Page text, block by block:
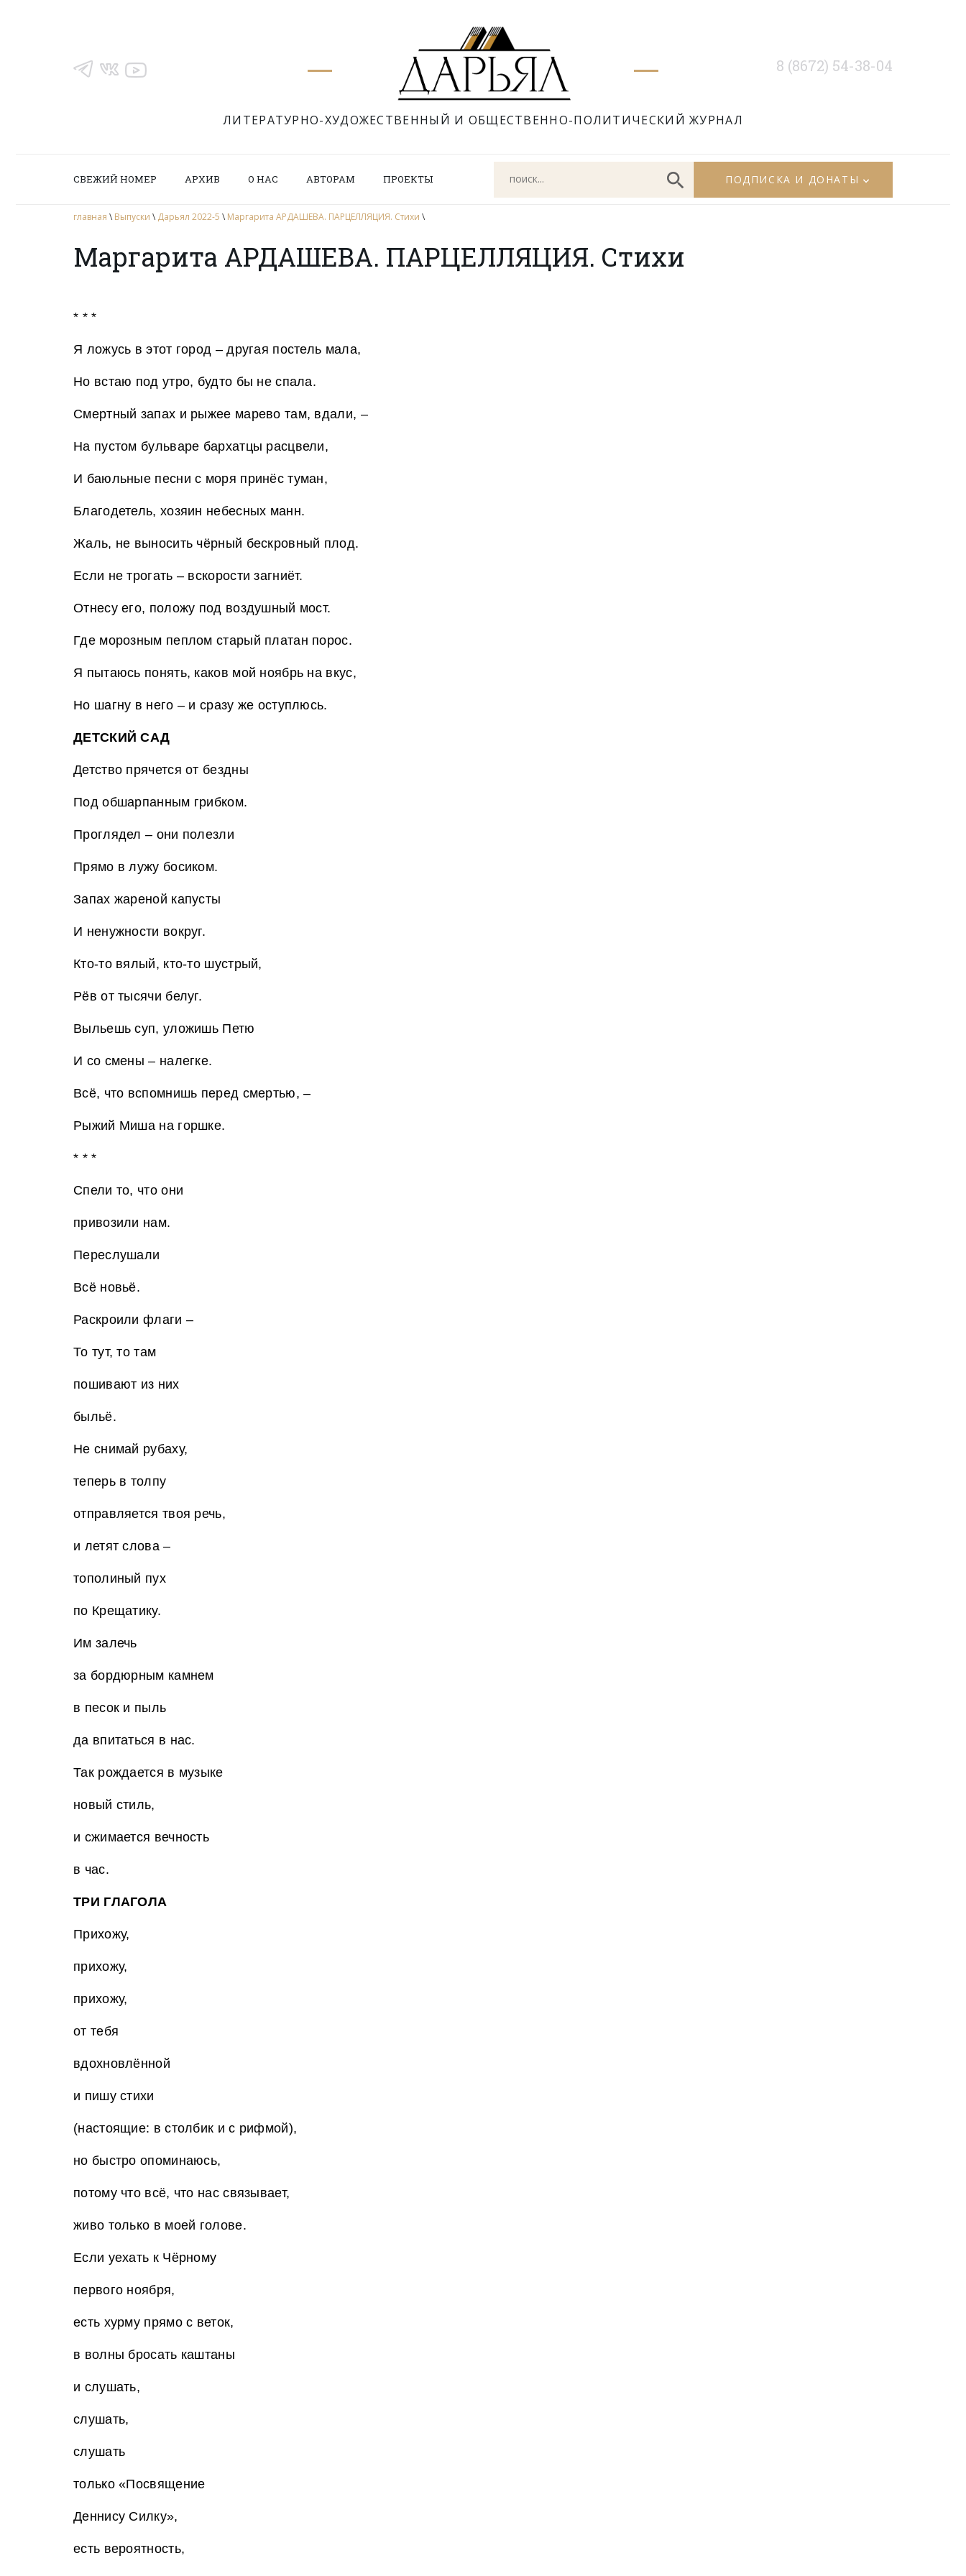
ЛИТЕРАТУРНО-ХУДОЖЕСТВЕННЫЙ И ОБЩЕСТВЕННО-ПОЛИТИЧЕСКИЙ ЖУРНАЛ
8 (8672) 54-38-04
СВЕЖИЙ НОМЕР АРХИВ О НАС АВТОРАМ ПРОЕКТЫ ПОДПИСКА И ДОНАТЫ
главная \ Выпуски \ Дарьял 2022-5 \ Маргарита АРДАШЕВА. ПАРЦЕЛЛЯЦИЯ. Стихи \
Маргарита АРДАШЕВА. ПАРЦЕЛЛЯЦИЯ. Стихи
* * *
Я ложусь в этот город – другая постель мала,
Но встаю под утро, будто бы не спала.
Смертный запах и рыжее марево там, вдали, –
На пустом бульваре бархатцы расцвели,
И баюльные песни с моря принёс туман,
Благодетель, хозяин небесных манн.
Жаль, не выносить чёрный бескровный плод.
Если не трогать – вскорости загниёт.
Отнесу его, положу под воздушный мост.
Где морозным пеплом старый платан порос.
Я пытаюсь понять, каков мой ноябрь на вкус,
Но шагну в него – и сразу же оступлюсь.
ДЕТСКИЙ САД
Детство прячется от бездны
Под обшарпанным грибком.
Проглядел – они полезли
Прямо в лужу босиком.
Запах жареной капусты
И ненужности вокруг.
Кто-то вялый, кто-то шустрый,
Рёв от тысячи белуг.
Выльешь суп, уложишь Петю
И со смены – налегке.
Всё, что вспомнишь перед смертью, –
Рыжий Миша на горшке.
* * *
Спели то, что они
привозили нам.
Переслушали
Всё новьё.
Раскроили флаги –
То тут, то там
пошивают из них
быльё.
Не снимай рубаху,
теперь в толпу
отправляется твоя речь,
и летят слова –
тополиный пух
по Крещатику.
Им залечь
за бордюрным камнем
в песок и пыль
да впитаться в нас.
Так рождается в музыке
новый стиль,
и сжимается вечность
в час.
ТРИ ГЛАГОЛА
Прихожу,
прихожу,
прихожу,
от тебя
вдохновлённой
и пишу стихи
(настоящие: в столбик и с рифмой),
но быстро опоминаюсь,
потому что всё, что нас связывает,
живо только в моей голове.
Если уехать к Чёрному
первого ноября,
есть хурму прямо с веток,
в волны бросать каштаны
и слушать,
слушать,
слушать
только «Посвящение
Деннису Силку»,
есть вероятность,